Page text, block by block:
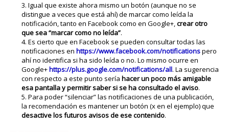
Igual que existe ahora mismo un botón (aunque no se
distingue a veces que está ahí) de marcar como leída la
notificación, tanto en Facebook como en Google+,crear otro
que sea “marcar como no leída”.
Es cierto que en Facebook se pueden consultar todas las
notificaciones en https://www.facebook.com/notificationspero
ahí no identifica si ha sido leída o no. Lo mismo ocurre en
Google+ https://plus.google.com/notifications/all. La sugerencia
con respecto a este punto sería hacer un poco más amigable
esa pantalla y permitir saber si se ha consultado el aviso.
Para poder “silenciar” las notificaciones de una publicación,
la recomendación es mantener un botón (x en el ejemplo) que
desactive los futuros avisos de ese contenido.